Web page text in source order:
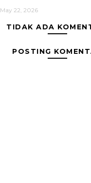
May 22, 2026
TIDAK ADA
POSTING